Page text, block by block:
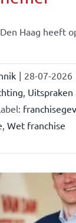
Haag heeft
| 28-07-2026
Wet franchise